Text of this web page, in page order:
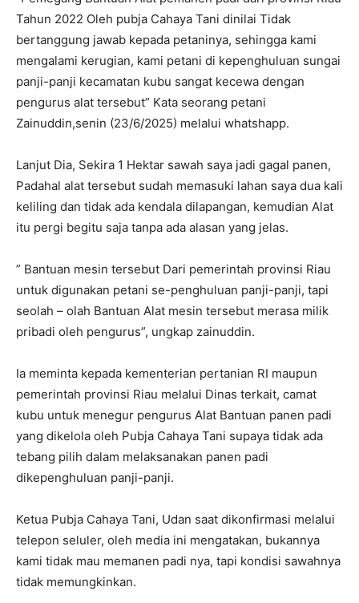
Tahun 2022 Oleh pubja Cahaya Tani dinilai Tidak
bertanggung jawab kepada petaninya, sehingga kami
mengalami kerugian, kami petani di kepenghuluan sungai
panji-panji kecamatan kubu sangat kecewa dengan
pengurus alat tersebut” Kata seorang petani
Zainuddin,senin (23/6/2025) melalui whatshapp.
Lanjut Dia, Sekira 1 Hektar sawah saya jadi gagal panen,
Padahal alat tersebut sudah memasuki lahan saya dua kali
keliling dan tidak ada kendala dilapangan, kemudian Alat
itu pergi begitu saja tanpa ada alasan yang jelas.
” Bantuan mesin tersebut Dari pemerintah provinsi Riau
untuk digunakan petani se-penghuluan panji-panji, tapi
seolah – olah Bantuan Alat mesin tersebut merasa milik
pribadi oleh pengurus”, ungkap zainuddin.
Ia meminta kepada kementerian pertanian RI maupun
pemerintah provinsi Riau melalui Dinas terkait, camat
kubu untuk menegur pengurus Alat Bantuan panen padi
yang dikelola oleh Pubja Cahaya Tani supaya tidak ada
tebang pilih dalam melaksanakan panen padi
dikepenghuluan panji-panji.
Ketua Pubja Cahaya Tani, Udan saat dikonfirmasi melalui
telepon seluler, oleh media ini mengatakan, bukannya
kami tidak mau memanen padi nya, tapi kondisi sawahnya
tidak memungkinkan.